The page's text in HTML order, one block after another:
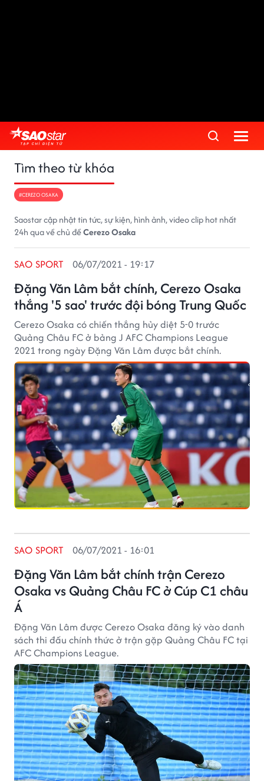
Tìm theo từ khóa
#CEREZO OSAKA
Saostar cập nhật tin tức, sự kiện, hình ảnh, video clip hot nhất
24h qua về chủ đềCerezo Osaka
Đặng Văn Lâm bắt chính, Cerezo Osaka
thắng '5 sao' trước đội bóng Trung Quốc
SAO SPORT 06/07/2021 - 19:17
Cerezo Osaka có chiến thắng hủy diệt 5-0 trước
Quảng Châu FC ở bảng J AFC Champions League
2021 trong ngày Đặng Văn Lâm được bắt chính.
Đặng Văn Lâm bắt chính trận Cerezo
Osaka vs Quảng Châu FC ở Cúp C1 châu
Á
SAO SPORT 06/07/2021 - 16:01
Đặng Văn Lâm được Cerezo Osaka đăng ký vào danh
sách thi đấu chính thức ở trận gặp Quảng Châu FC tại
AFC Champions League.